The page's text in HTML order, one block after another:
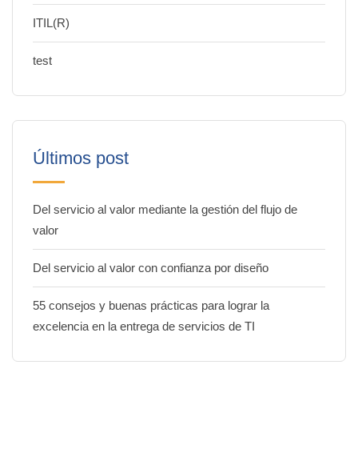
ITIL(R)
test
Últimos post
Del servicio al valor mediante la gestión del flujo de
valor
Del servicio al valor con confianza por diseño
55 consejos y buenas prácticas para lograr la
excelencia en la entrega de servicios de TI